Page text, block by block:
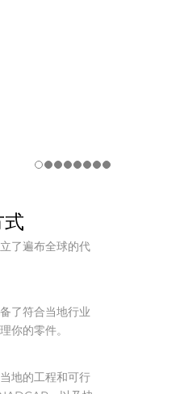
式
了遍布全球的代
了符合当地行业
你的零件。
地的工程和可行